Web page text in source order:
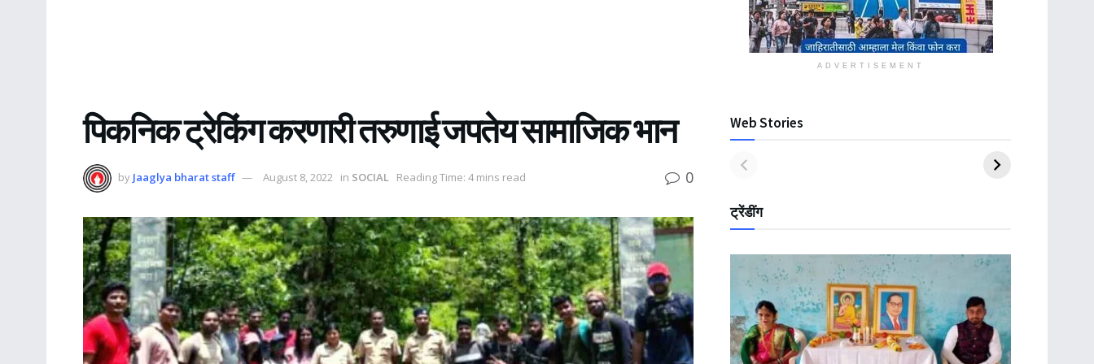
पिकनिक ट्रेकिंग करणारी तरुणाई जपतेय सामाजिक भान
by Jaaglya bharat staff August 8, 2022 in SOCIAL Reading Time: 4 mins read 0
ADVERTISEMENT
Web Stories
ट्रेंडींग